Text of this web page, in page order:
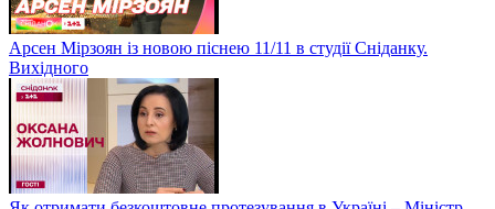
Арсен Мірзоян із новою піснею 11/11 в студії Сніданку.
Вихідного